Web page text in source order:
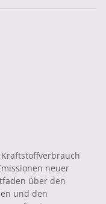
neuer
über den
und den